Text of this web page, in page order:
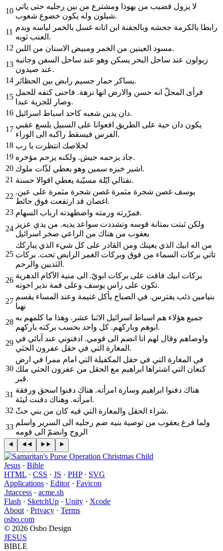
10
لا يزول قضيب من يهوذا ومشترع من بين رجليه حتى ياتي
شيلون وله يكون خضوع شعوب.
11
رابطا بالكرمة جحشه وبالجفنة ابن اتانه غسل بالخمر لباسه وبدم
العنب ثوبه.
12
مسود العينين من الخمر ومبيض الاسنان من اللبن.
13
زبولون عند ساحل البحر يسكن وهو عند ساحل السفن وجانبه
عند صيدون.
14
يساكر حمار جسيم رابض بين الحظائر.
15
فرأى المحلّ انه حسن والارض انها نزهة. فاحنى كتفه للحمل
وصار للجزية عبدا.
16
دان يدين شعبه كاحد اسباط اسرائيل.
17
يكون دان حية على الطريق افعوانا على السبيل يلسع عقبي
الفرس فيسقط راكبه الى الوراء.
18 لخلاصك انتظرت يا رب
19
جاد يزحمه جيش. ولكنه يزحم مؤخره.
20
اشير خبزه سمين وهو يعطي لذّات ملوك.
21
نفتالي ايّلة مسيّبة يعطي اقوالا حسنة.
22
يوسف غصن شجرة مثمرة غصن شجرة مثمرة على عين.
اغصان قد ارتفعت فوق حائط.
23
فمرّرته ورمته واضطهدته ارباب السهام.
24
ولكن ثبتت بمتانة قوسه وتشددت سواعد يديه. من يدي عزيز
يعقوب من هناك من الراعي صخر اسرائيل
25
من اله ابيك الذي يعينك ومن القادر على كل شيء الذي يباركك
تاتي بركات السماء من فوق وبركات الغمر الرابض تحت. بركات
الثديين والرحم.
26
بركات ابيك فاقت على بركات ابويّ. الى منية الآكام الدهرية
تكون على راس يوسف وعلى قمة نذير اخوته.
27
بنيامين ذئب يفترس. في الصباح يأكل غنيمة وعند المساء يقسم
نهبا
28
جميع هؤلاء هم اسباط اسرائيل الاثنا عشر. وهذا ما كلمهم به
ابوهم وباركهم. كل واحد بحسب بركته باركهم.
29
واوصاهم وقال لهم انا انضم الى قومي. ادفنوني عند آبائي في
المغارة التي في حقل عفرون الحثي.
30
في المغارة التي في حقل المكفيلة التي امام ممرا في ارض
كنعان التي اشتراها ابراهيم مع الحقل من عفرون الحثي ملك
قبر.
31
هناك دفنوا ابراهيم وسارة امرأته. هناك دفنوا اسحق ورفقة
امرأته. وهناك دفنت ليئة.
32
شراء الحقل والمغارة التي فيه كان من بني حثّ.
33
ولما فرغ يعقوب من توصية بنيه ضم رجليه الى السرير واسلم
الروح وانضمّ الى قومه
Jesus · Bible
HTML · CSS · JS · PHP· SVG
Applications · Editor· Favicon
.htaccess · acme.sh
Flash · SketchUp · Unity · Xcode
About · Privacy · Terms
osbo.com
© 2026 Osbo Design
JESUS
BIBLE